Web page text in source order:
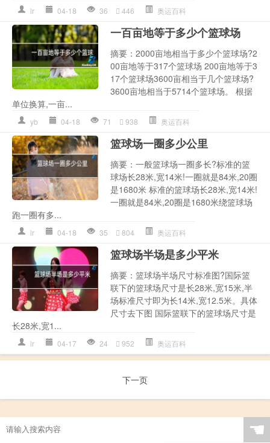
lr 04-18 36 446 奥运百科
一百亩地等于多少个篮球场
摘要：2000亩地相当于多少个篮球场?2
00亩地等于317个篮球场 200亩地等于3
17个篮球场3600亩相当于几个篮球场?
3600亩地相当于5714个篮球场。 根据
单位换算,一亩...
yb 04-18 71 938 奥运百科
篮球场一圈多少公里
摘要：一般篮球场一圈多长?标准的篮
球场长28米,宽14米!一圈就是84米,20圈
是1680米 标准的篮球场长28米,宽14米!
一圈就是84米,20圈是1680米绕篮球场
跑一圈有多...
lr 04-18 35 804 奥运百科
篮球场半场是多少平米
摘要：篮球场半场尺寸标准图?国际篮
联下的篮球场尺寸是长28米,宽15米,半
场标准尺寸即为长14米,宽12.5米。具体
尺寸去下图 国际篮联下的篮球场尺寸是
长28米,宽1...
lr 04-17 24 952 奥运百科
下一页
☚